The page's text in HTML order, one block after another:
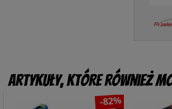
Artykuły, które również
-82%